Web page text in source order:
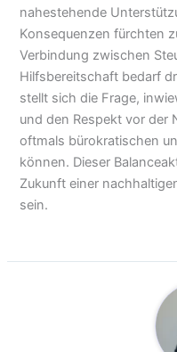
nahestehende
Konsequenzen fürchten
Verbindung zwischen
Hilfsbereitschaft bedarf
stellt sich die Frage,
und den Respekt vor der
oftmals bürokratischen
können. Dieser
Zukunft einer
sein.